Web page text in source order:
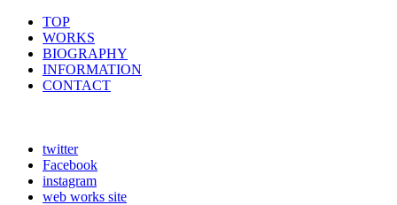
TOP
WORKS
BIOGRAPHY
INFORMATION
CONTACT
twitter
Facebook
instagram
web works site